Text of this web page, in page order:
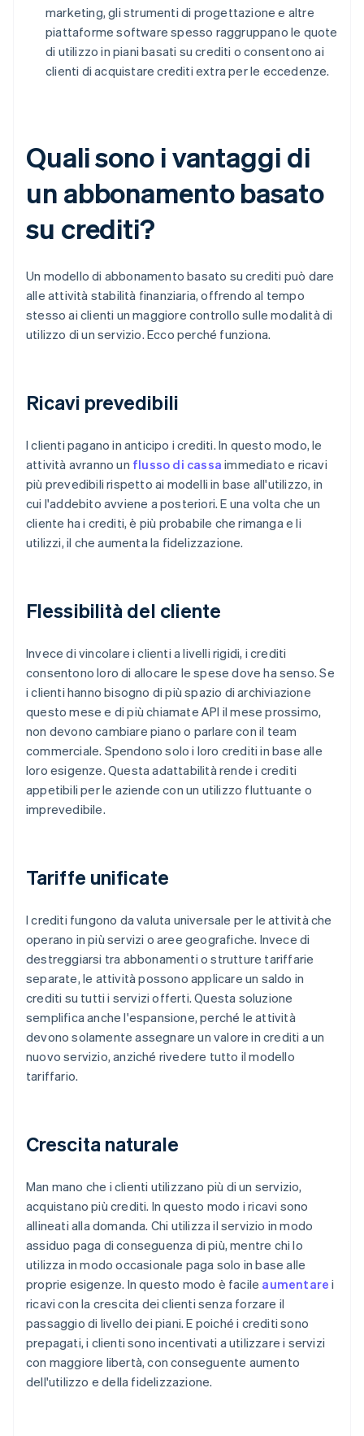
marketing, gli strumenti di progettazione e altre
piattaforme software spesso raggruppano le quote
di utilizzo in piani basati su crediti o consentono ai
clienti di acquistare crediti extra per le eccedenze.
Quali sono i vantaggi di
un abbonamento basato
su crediti?
Un modello di abbonamento basato su crediti può dare
alle attività stabilità finanziaria, offrendo al tempo
stesso ai clienti un maggiore controllo sulle modalità di
utilizzo di un servizio. Ecco perché funziona.
Ricavi prevedibili
I clienti pagano in anticipo i crediti. In questo modo, le
attività avranno un flusso di cassa immediato e ricavi
più prevedibili rispetto ai modelli in base all'utilizzo, in
cui l'addebito avviene a posteriori. E una volta che un
cliente ha i crediti, è più probabile che rimanga e li
utilizzi, il che aumenta la fidelizzazione.
Flessibilità del cliente
Invece di vincolare i clienti a livelli rigidi, i crediti
consentono loro di allocare le spese dove ha senso. Se
i clienti hanno bisogno di più spazio di archiviazione
questo mese e di più chiamate API il mese prossimo,
non devono cambiare piano o parlare con il team
commerciale. Spendono solo i loro crediti in base alle
loro esigenze. Questa adattabilità rende i crediti
appetibili per le aziende con un utilizzo fluttuante o
imprevedibile.
Tariffe unificate
I crediti fungono da valuta universale per le attività che
operano in più servizi o aree geografiche. Invece di
destreggiarsi tra abbonamenti o strutture tariffarie
separate, le attività possono applicare un saldo in
crediti su tutti i servizi offerti. Questa soluzione
semplifica anche l'espansione, perché le attività
devono solamente assegnare un valore in crediti a un
nuovo servizio, anziché rivedere tutto il modello
tariffario.
Crescita naturale
Man mano che i clienti utilizzano più di un servizio,
acquistano più crediti. In questo modo i ricavi sono
allineati alla domanda. Chi utilizza il servizio in modo
assiduo paga di conseguenza di più, mentre chi lo
utilizza in modo occasionale paga solo in base alle
proprie esigenze. In questo modo è facile aumentare i
ricavi con la crescita dei clienti senza forzare il
passaggio di livello dei piani. E poiché i crediti sono
prepagati, i clienti sono incentivati a utilizzare i servizi
con maggiore libertà, con conseguente aumento
dell'utilizzo e della fidelizzazione.